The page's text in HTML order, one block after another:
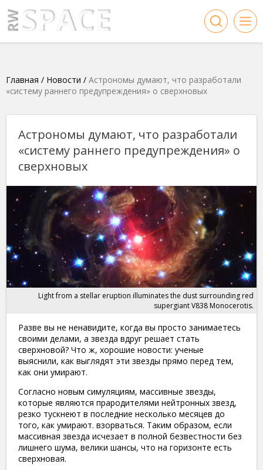
Главная / Новости / Астрономы думают, что разработали
«систему раннего предупреждения» о сверхновых
Астрономы думают, что разработали
«систему раннего предупреждения» о
сверхновых
Light from a stellar eruption illuminates the dust surrounding red
supergiant V838 Monocerotis.
Разве вы не ненавидите, когда вы просто занимаетесь
своими делами, а звезда вдруг решает стать
сверхновой? Что ж, хорошие новости: ученые
выяснили, как выглядят эти звезды прямо перед тем,
как они умирают.
Согласно новым симуляциям, массивные звезды,
которые являются прародителями нейтронных звезд,
резко тускнеют в последние несколько месяцев до
того, как умирают. взорваться. Таким образом, если
массивная звезда исчезает в полной безвестности без
лишнего шума, велики шансы, что на горизонте есть
сверхновая.